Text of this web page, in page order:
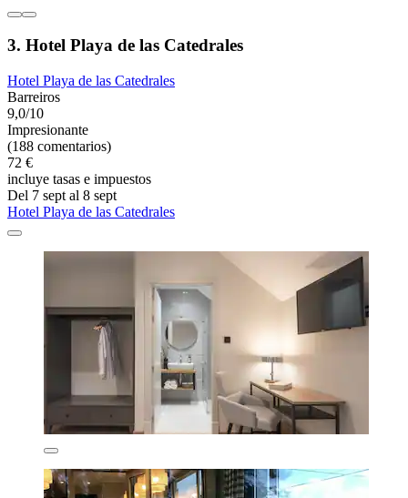
3. Hotel Playa de las Catedrales
Hotel Playa de las Catedrales
Barreiros
9,0/10
Impresionante
(188 comentarios)
72 €
incluye tasas e impuestos
Del 7 sept al 8 sept
Hotel Playa de las Catedrales